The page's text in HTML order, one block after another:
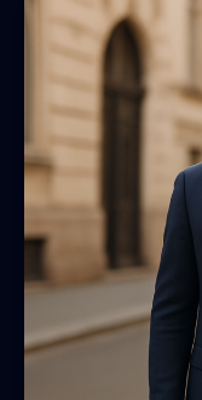
für
elegante
Herrenoutfits